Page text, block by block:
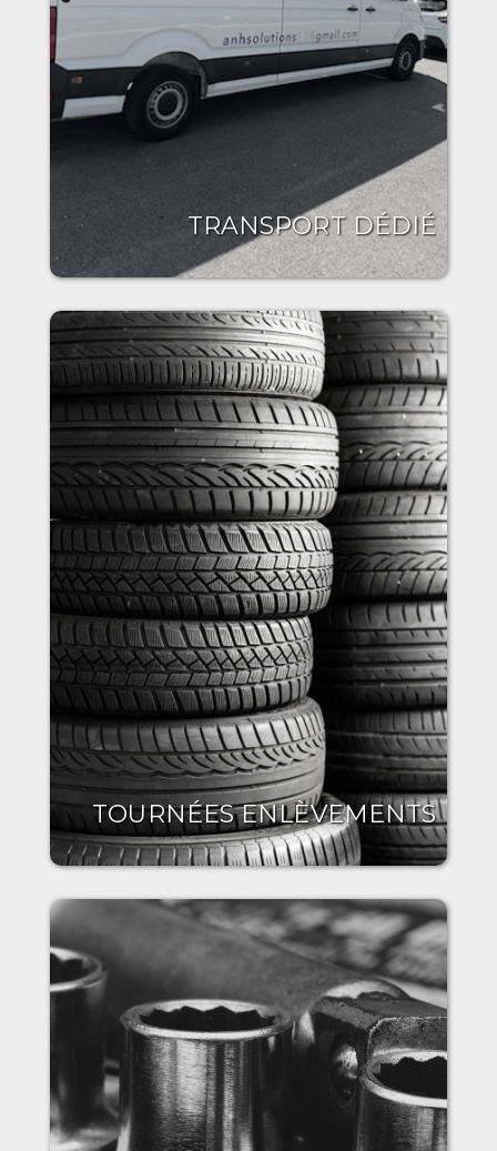
TRANSPORT DÉDIÉ
TOURNÉES ENLÈVEMENTS